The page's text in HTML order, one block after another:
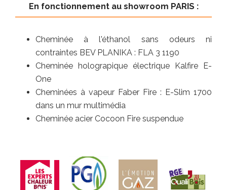
En fonctionnement au showroom PARIS :
Cheminée à l'éthanol sans odeurs ni
contraintes BEV PLANIKA : FLA 3 1190
Cheminée holograpique électrique Kalfire E-
One
Cheminées à vapeur Faber Fire : E-Slim 1700
dans un mur multimédia
Cheminée acier Cocoon Fire suspendue